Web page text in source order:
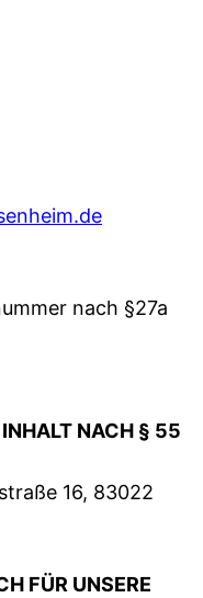
nach §27a
NACH § 55
16, 83022
FÜR UNSERE